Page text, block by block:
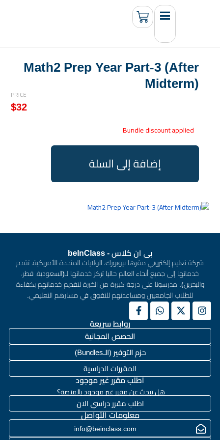
Math2 Prep Year Part-3 (After
Midterm)
PRICE
$32
Bundle discount applied
إضافة إلى السلة
بى ان كلاس - beInClass
شركة تعليم إلكتروني مقرها نيويورك، الولايات المتحدة الأمريكية، تقدم
خدماتها إلى جميع أنحاء العالم حاليا تركز خدماتها لـ(السعودية، قطر،
والبحرين). مدرسونا على درجة كبيرة من الخبرة لتقديم خدماتهم بكفاءة
للطلاب الجامعيين ومساعدتهم للتفوق في مسارهم التعليمي.
روابط سريعة
الحصص المجانية
حزم التوفير (الـBundles)
المقررات الدراسية
اطلب مقرر غير موجود
هل تبحث عن مقرر غير موجود بالمنصة؟
اطلب مقرر دراسي الان
معلومات التواصل
info@beinclass.com